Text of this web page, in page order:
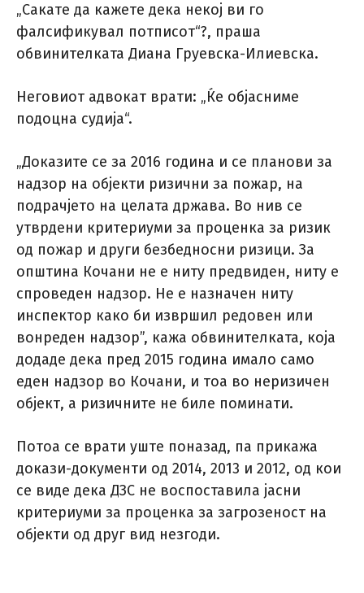
„Сакате да кажете дека некој ви го
фалсификувал потписот“?, праша
обвинителката Диана Груевска-Илиевска.
Неговиот адвокат врати: „Ќе објасниме
подоцна судија“.
„Доказите се за 2016 година и се планови за
надзор на објекти ризични за пожар, на
подрачјето на целата држава. Во нив се
утврдени критериуми за проценка за ризик
од пожар и други безбедносни ризици. За
општина Кочани не е ниту предвиден, ниту е
спроведен надзор. Не е назначен ниту
инспектор како би извршил редовен или
вонреден надзор”, кажа обвинителката, која
додаде дека пред 2015 година имало само
еден надзор во Кoчани, и тоа во неризичен
објект, а ризичните не биле поминати.
Потоа се врати уште поназад, па прикажа
докази-документи од 2014, 2013 и 2012, од кои
се виде дека ДЗС не воспоставила јасни
критериуми за проценка за загрозеност на
објекти од друг вид незгоди.